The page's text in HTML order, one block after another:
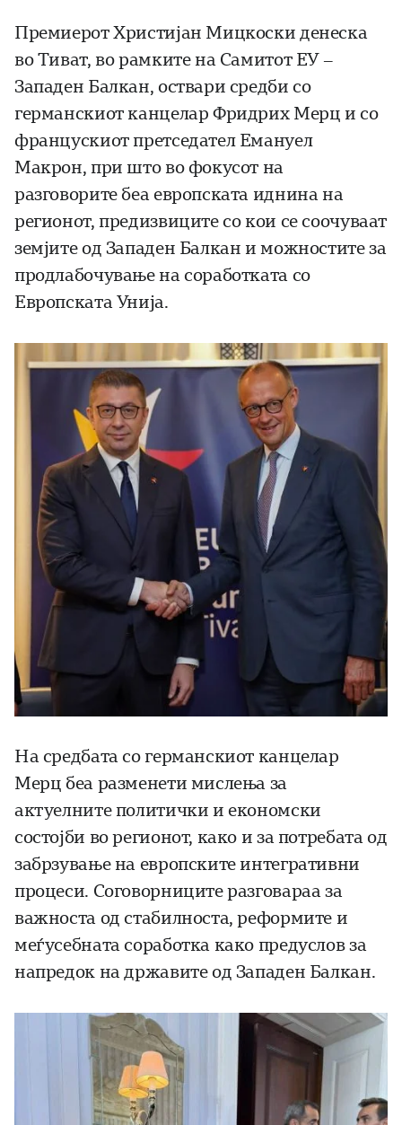
Премиерот Христијан Мицкоски денеска
во Тиват, во рамките на Самитот ЕУ –
Западен Балкан, оствари средби со
германскиот канцелар Фридрих Мерц и со
францускиот претседател Емануел
Макрон, при што во фокусот на
разговорите беа европската иднина на
регионот, предизвиците со кои се соочуваат
земјите од Западен Балкан и можностите за
продлабочување на соработката со
Европската Унија.
На средбата со германскиот канцелар
Мерц беа разменети мислења за
актуелните политички и економски
состојби во регионот, како и за потребата од
забрзување на европските интегративни
процеси. Соговорниците разговараа за
важноста од стабилноста, реформите и
меѓусебната соработка како предуслов за
напредок на државите од Западен Балкан.